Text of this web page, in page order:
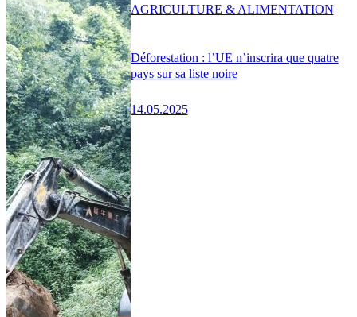
Déforestation : l’UE n’inscrira que quatre
pays sur sa liste noire
14.05.2025
AGRICULTURE & ALIMENTATION